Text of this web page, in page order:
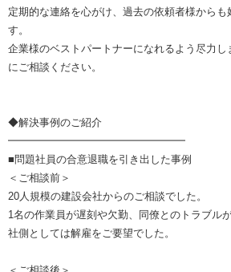
定期的な連絡を心がけ、過去の依頼者様からも
す。
企業様のベストパートナーになれるよう尽力
にご相談ください。
◆解決事例のご紹介
━━━━━━━━━━━━━━━━━
■問題社員の合意退職を引き出した事例
＜ご相談前＞
20人規模の建設会社からのご相談でした。
1名の作業員が遅刻や欠勤、同僚とのトラブル
社側としては解雇をご要望でした。